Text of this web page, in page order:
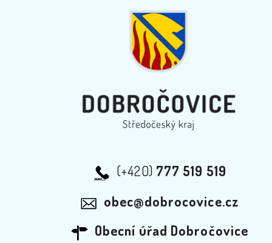
(+420) 777 519 519
obec@dobrocovice.cz
Obecní úřad Dobročovice